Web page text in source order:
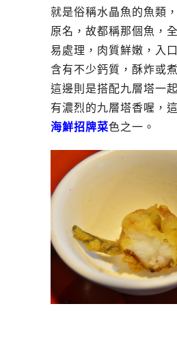
就是俗稱水晶魚的魚類
原名，故都稱那個魚，
易處理，肉質鮮嫩，入
含有不少鈣質，酥炸或
這邊則是搭配九層塔一
有濃烈的九層塔香喔，
海鮮招牌菜色之一。